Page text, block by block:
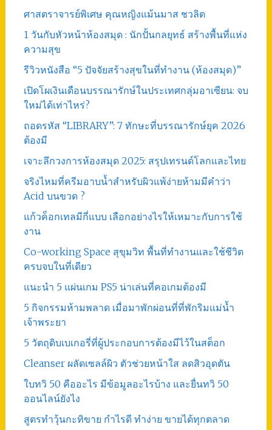
ศาสตราจารย์พิเศษ คุณหญิงแม้นมาส ชวลิต
1 วันกับหัวหน้าห้องสมุด : นักปั้นกลยุทธ์ สร้างพื้นที่แห่ง
ความสุข
รีวิวหนังสือ “5 ปัจจัยสร้างสุขในที่ทำงาน (ห้องสมุด)”
เปิดโผเงินเดือนบรรณารักษ์ในประเทศกลุ่มอาเซียน: จบ
ใหม่ได้เท่าไหร่?
ถอดรหัส “LIBRARY”: 7 ทักษะที่บรรณารักษ์ยุค 2026
ต้องมี
เจาะลึกวงการห้องสมุด 2025: สรุปเทรนด์โลกและไทย
จริงไหมที่ครีมอาบน้ำสำหรับผิวแพ้ง่ายห้ามมีคำว่า
Acid บนขวด ?
แก้วค็อกเทลมีกี่แบบ เลือกอย่างไรให้เหมาะกับการใช้
งาน
Co-working Space สุขุมวิท พื้นที่ทำงานและใช้ชีวิต
ครบจบในที่เดียว
แนะนำ 5 แผ่นเกม PS5 น่าเล่นที่คอเกมต้องมี
5 กิจกรรมห้ามพลาด เมื่อมาพักผ่อนที่ที่พักริมแม่น้ำ
เจ้าพระยา
5 วัตถุดิบเบเกอรี่ที่ผู้ประกอบการต้องมีไว้ในสต็อก
Cleanser ผลัดเซลล์ผิว ตัวช่วยหน้าใส ลดสิวอุดตัน
ใบทวิ 50 คืออะไร มีข้อมูลอะไรบ้าง และยื่นทวิ 50
ออนไลน์ยังไง
สูตรทําวุ้นกะทิขาย กำไรดี ทำง่าย ขายได้ทุกตลาด